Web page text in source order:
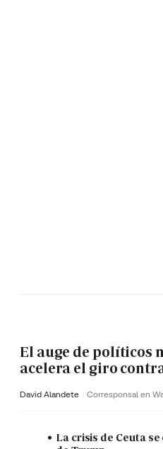
El auge de políticos
acelera el giro
David Alandete Corresponsal en
La crisis de Ceuta